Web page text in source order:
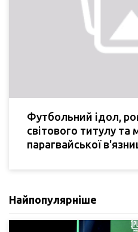
Футбольний ідол,
світового титулу та
парагвайської
Найпопулярніше